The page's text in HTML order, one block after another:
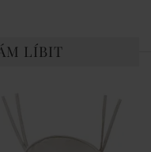
LÍBIT